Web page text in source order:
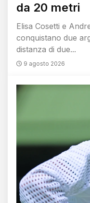
da 20 metri
Elisa Cosetti e
conquistano due
distanza di due...
9 agosto 2026